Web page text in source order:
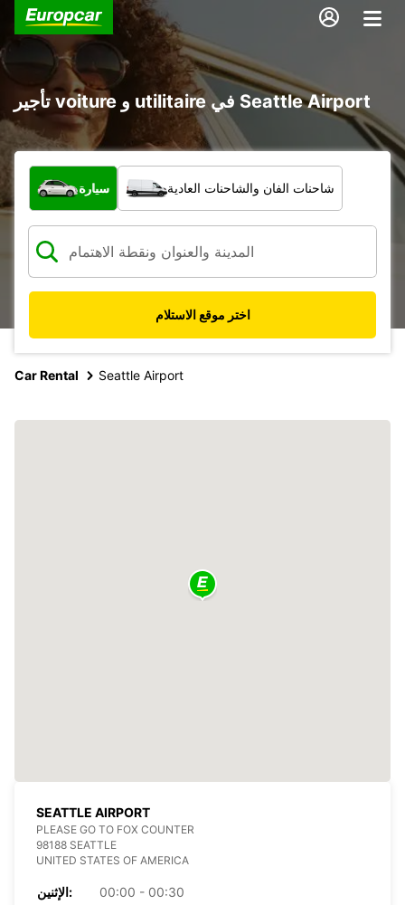
تأجير voiture و utilitaire في Seattle Airport
ما نوع المركبة؟
سيارة شاحنات الفان والشاحنات العادية
اختر موقع الاستلام
Car Rental Seattle Airport
SEATTLE AIRPORT
PLEASE GO TO FOX COUNTER
98188 SEATTLE
UNITED STATES OF AMERICA
الإثنين:
00:00 - 00:30